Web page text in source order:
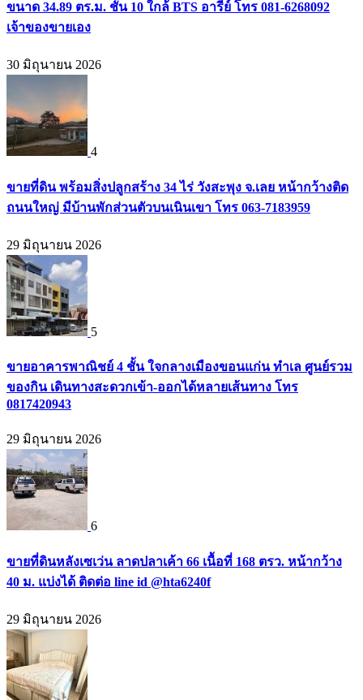
ขนาด 34.89 ตร.ม. ชั้น 10 ใกล้ BTS อารีย์ โทร 081-6268092
เจ้าของขายเอง
30 มิถุนายน 2026
4
ขายที่ดิน พร้อมสิ่งปลูกสร้าง 34 ไร่ วังสะพุง จ.เลย หน้ากว้างติด
ถนนใหญ่ มีบ้านพักส่วนตัวบนเนินเขา โทร 063-7183959
29 มิถุนายน 2026
5
ขายอาคารพาณิชย์ 4 ชั้น ใจกลางเมืองขอนแก่น ทำเล ศูนย์รวม
ของกิน เดินทางสะดวกเข้า-ออกได้หลายเส้นทาง โทร
0817420943
29 มิถุนายน 2026
6
ขายที่ดินหลังเซเว่น ลาดปลาเค้า 66 เนื้อที่ 168 ตรว. หน้ากว้าง
40 ม. แบ่งได้ ติดต่อ line id @hta6240f
29 มิถุนายน 2026